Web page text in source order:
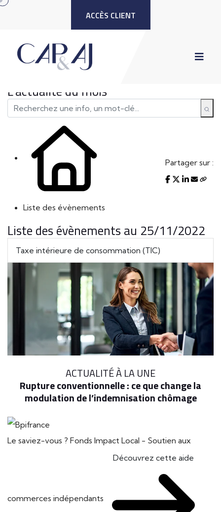
ACCÈS CLIENT
L'actualité du mois
Liste des évènements
Partager sur :
Liste des évènements au 25/11/2022
Taxe intérieure de consommation (TIC)
ACTUALITÉ À LA UNE
Rupture conventionnelle : ce que change la
modulation de l’indemnisation chômage
Le saviez-vous ? Fonds Impact Local - Soutien aux
commerces indépendants
Découvrez cette aide